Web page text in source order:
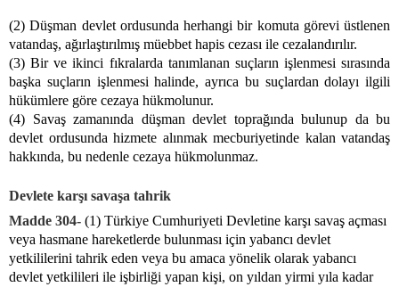
(2) Düşman devlet ordusunda herhangi bir komuta görevi üstlenen
vatandaş, ağırlaştırılmış müebbet hapis cezası ile cezalandırılır.
(3) Bir ve ikinci fıkralarda tanımlanan suçların işlenmesi sırasında
başka suçların işlenmesi halinde, ayrıca bu suçlardan dolayı ilgili
hükümlere göre cezaya hükmolunur.
(4) Savaş zamanında düşman devlet toprağında bulunup da bu
devlet ordusunda hizmete alınmak mecburiyetinde kalan vatandaş
hakkında, bu nedenle cezaya hükmolunmaz.
Devlete karşı savaşa tahrik
Madde 304- (1) Türkiye Cumhuriyeti Devletine karşı savaş açması
veya hasmane hareketlerde bulunması için yabancı devlet
yetkililerini tahrik eden veya bu amaca yönelik olarak yabancı
devlet yetkilileri ile işbirliği yapan kişi, on yıldan yirmi yıla kadar